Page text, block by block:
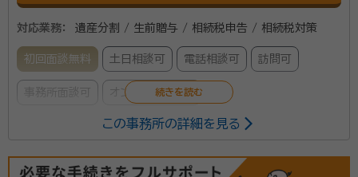
対応業務： 遺産分割 / 生前贈与 / 相続税申告 / 相続税対策
初回面談無料 土日相談可 電話相談可 訪問可
事務所面談可 オンライン面談可
の遺産分割協議から最終合意まで時間を要す事柄とな
この事務所の詳細を見る